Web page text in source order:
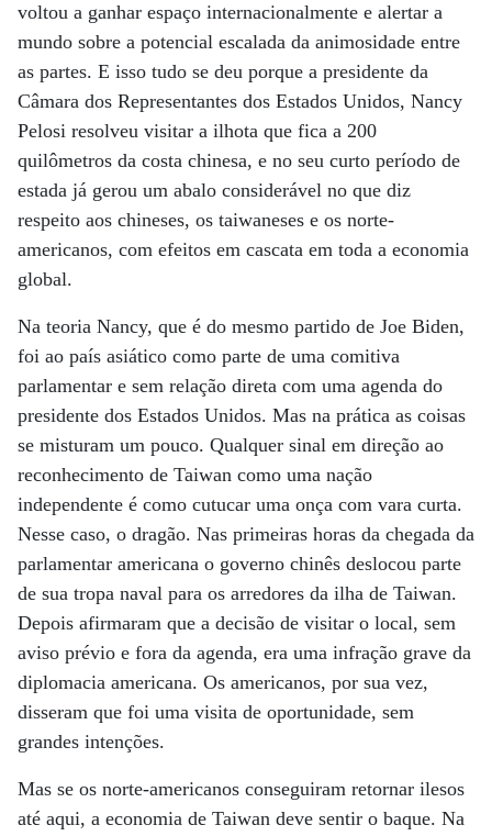
voltou a ganhar espaço internacionalmente e alertar a
mundo sobre a potencial escalada da animosidade entre
as partes. E isso tudo se deu porque a presidente da
Câmara dos Representantes dos Estados Unidos, Nancy
Pelosi resolveu visitar a ilhota que fica a 200
quilômetros da costa chinesa, e no seu curto período de
estada já gerou um abalo considerável no que diz
respeito aos chineses, os taiwaneses e os norte-
americanos, com efeitos em cascata em toda a economia
global.
Na teoria Nancy, que é do mesmo partido de Joe Biden,
foi ao país asiático como parte de uma comitiva
parlamentar e sem relação direta com uma agenda do
presidente dos Estados Unidos. Mas na prática as coisas
se misturam um pouco. Qualquer sinal em direção ao
reconhecimento de Taiwan como uma nação
independente é como cutucar uma onça com vara curta.
Nesse caso, o dragão. Nas primeiras horas da chegada da
parlamentar americana o governo chinês deslocou parte
de sua tropa naval para os arredores da ilha de Taiwan.
Depois afirmaram que a decisão de visitar o local, sem
aviso prévio e fora da agenda, era uma infração grave da
diplomacia americana. Os americanos, por sua vez,
disseram que foi uma visita de oportunidade, sem
grandes intenções.
Mas se os norte-americanos conseguiram retornar ilesos
até aqui, a economia de Taiwan deve sentir o baque. Na